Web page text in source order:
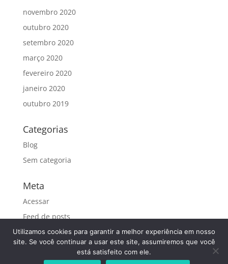
novembro 2020
outubro 2020
setembro 2020
março 2020
fevereiro 2020
janeiro 2020
outubro 2019
Categorias
Blog
Sem categoria
Meta
Acessar
Feed de posts
Feed de comentários
WordPress.org
Utilizamos cookies para garantir a melhor experiência em nosso
site. Se você continuar a usar este site, assumiremos que você
está satisfeito com ele.